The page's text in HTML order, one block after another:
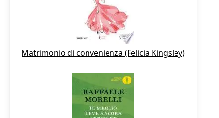
Matrimonio di convenienza (Felicia Kingsley)